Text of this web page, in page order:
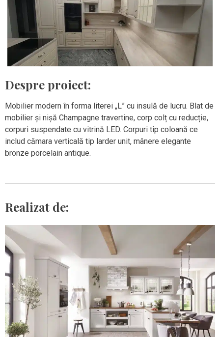
Despre proiect:
Mobilier modern în forma literei „L” cu insulă de lucru. Blat de
mobilier și nișă Champagne travertine, corp colț cu reducție,
corpuri suspendate cu vitrină LED. Corpuri tip coloană ce
includ cămara verticală tip larder unit, mânere elegante
bronze porcelain antique.
Realizat de: